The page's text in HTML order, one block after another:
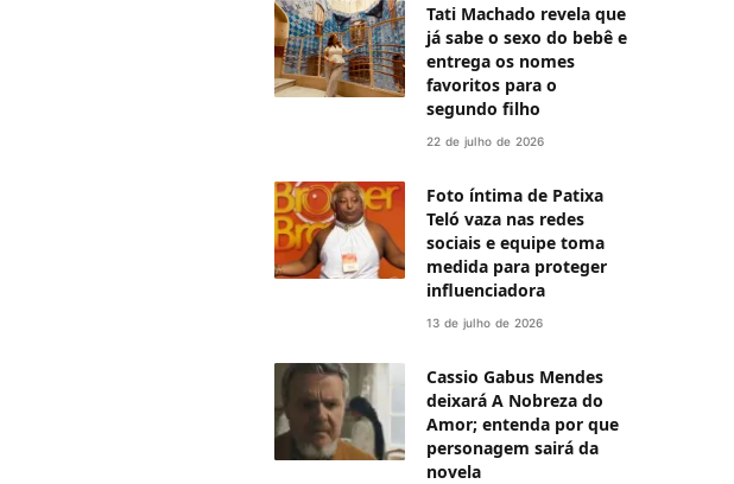
Tati Machado revela que
já sabe o sexo do bebê e
entrega os nomes
favoritos para o
segundo filho
22 de julho de 2026
Foto íntima de Patixa
Teló vaza nas redes
sociais e equipe toma
medida para proteger
influenciadora
13 de julho de 2026
Cassio Gabus Mendes
deixará A Nobreza do
Amor; entenda por que
personagem sairá da
novela